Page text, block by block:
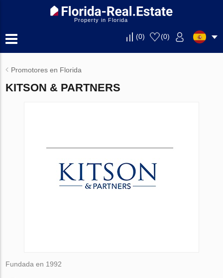
Property in Florida
(0) (0)
Promotores en Florida
KITSON & PARTNERS
Fundada en 1992